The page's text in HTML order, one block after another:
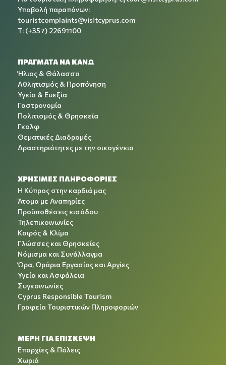
Υποβολή παραπόνων:
touristcomplaints@visitcyprus.com
T: (+357) 22691100
ΠΡΑΓΜΑΤΑ ΝΑ ΚΑΝΩ
Ήλιος & Θάλασσα
Αθλητισμός & Προπόνηση
Υγεία & Ευεξία
Γαστρονομία
Πολιτισμός & Θρησκεία
Γκολφ
Θεματικές Διαδρομές
Δραστηριότητες με την οικογένεια
ΧΡΉΣΙΜΕΣ ΠΛΗΡΟΦΟΡΊΕΣ
Η Κύπρος στην καρδιά μας
Άτομα με Αναπηρίες
Προϋποθέσεις εισόδου
Τηλεπικοινωνίες
Καιρός & Κλίμα
Γλώσσες και Θρησκείες
Νόμισμα και Συνάλλαγμα
Ώρα, Ωράρια Εργασίας και Αργίες
Υγεία και Ασφάλεια
Συγκοινωνίες
Cyprus Responsible Tourism
Γραφεία Τουριστικών Πληροφοριών
ΜΕΡΗ ΓΙΑ ΕΠΙΣΚΕΨΗ
Επαρχίες & Πόλεις
Χωριά